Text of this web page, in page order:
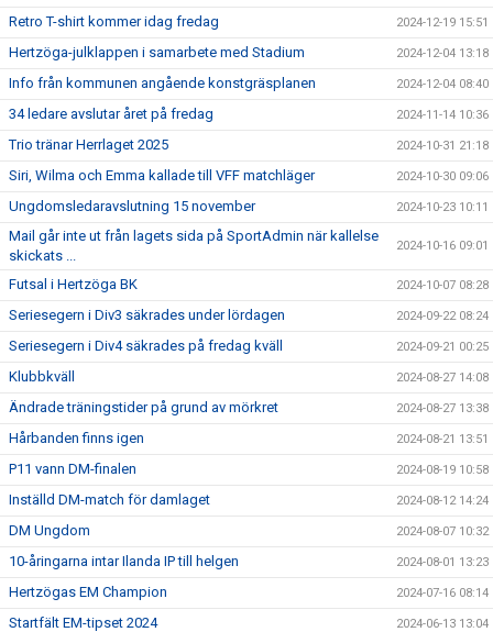
Retro T-shirt kommer idag fredag 2024-12-19 15:51
Hertzöga-julklappen i samarbete med Stadium 2024-12-04 13:18
Info från kommunen angående konstgräsplanen 2024-12-04 08:40
34 ledare avslutar året på fredag 2024-11-14 10:36
Trio tränar Herrlaget 2025 2024-10-31 21:18
Siri, Wilma och Emma kallade till VFF matchläger 2024-10-30 09:06
Ungdomsledaravslutning 15 november 2024-10-23 10:11
Mail går inte ut från lagets sida på SportAdmin när kallelse
skickats ...
2024-10-16 09:01
Futsal i Hertzöga BK 2024-10-07 08:28
Seriesegern i Div3 säkrades under lördagen 2024-09-22 08:24
Seriesegern i Div4 säkrades på fredag kväll 2024-09-21 00:25
Klubbkväll 2024-08-27 14:08
Ändrade träningstider på grund av mörkret 2024-08-27 13:38
Hårbanden finns igen 2024-08-21 13:51
P11 vann DM-finalen 2024-08-19 10:58
Inställd DM-match för damlaget 2024-08-12 14:24
DM Ungdom 2024-08-07 10:32
10-åringarna intar Ilanda IP till helgen 2024-08-01 13:23
Hertzögas EM Champion 2024-07-16 08:14
Startfält EM-tipset 2024 2024-06-13 13:04